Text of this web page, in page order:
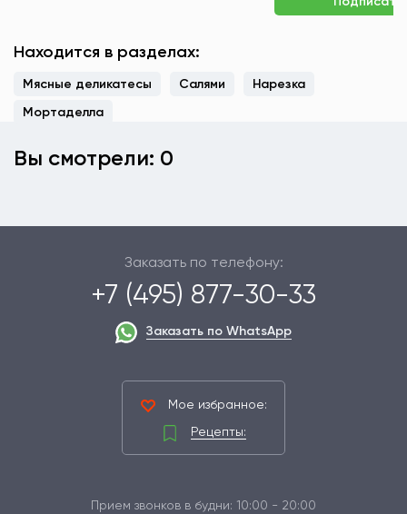
Находится в разделах:
Мясные деликатесы Салями
Нарезка
Мортаделла
Вы смотрели: 0
Заказать по телефону:
+7 (495) 877-30-33
Заказать по WhatsApp
Мое избранное:
Рецепты:
Прием звонков в будни: 10:00 - 20:00